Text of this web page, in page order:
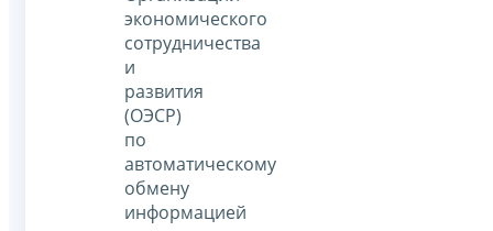
экономического
сотрудничества
и
развития
(ОЭСР)
по
автоматическому
обмену
информацией